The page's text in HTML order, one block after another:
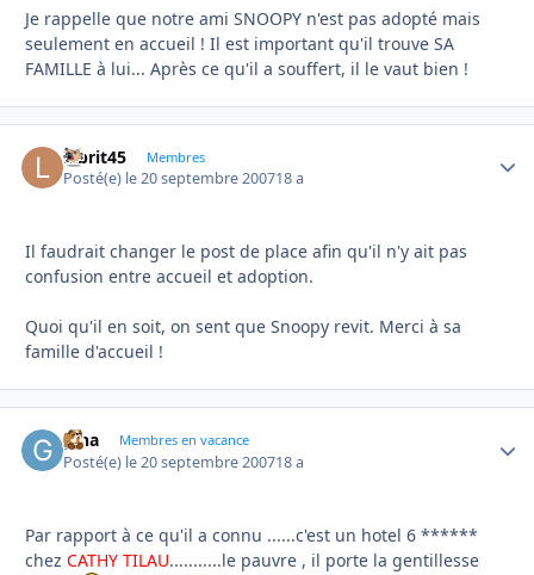
Je rappelle que notre ami SNOOPY n'est pas adopté mais
seulement en accueil ! Il est important qu'il trouve SA
FAMILLE à lui... Après ce qu'il a souffert, il le vaut bien !
labrit45 Membres
Posté(e) le 20 septembre 200718 a
Il faudrait changer le post de place afin qu'il n'y ait pas
confusion entre accueil et adoption.
Quoi qu'il en soit, on sent que Snoopy revit. Merci à sa
famille d'accueil !
gina Membres en vacance
Posté(e) le 20 septembre 200718 a
Par rapport à ce qu'il a connu ......c'est un hotel 6 ******
chez CATHY TILAU...........le pauvre , il porte la gentillesse